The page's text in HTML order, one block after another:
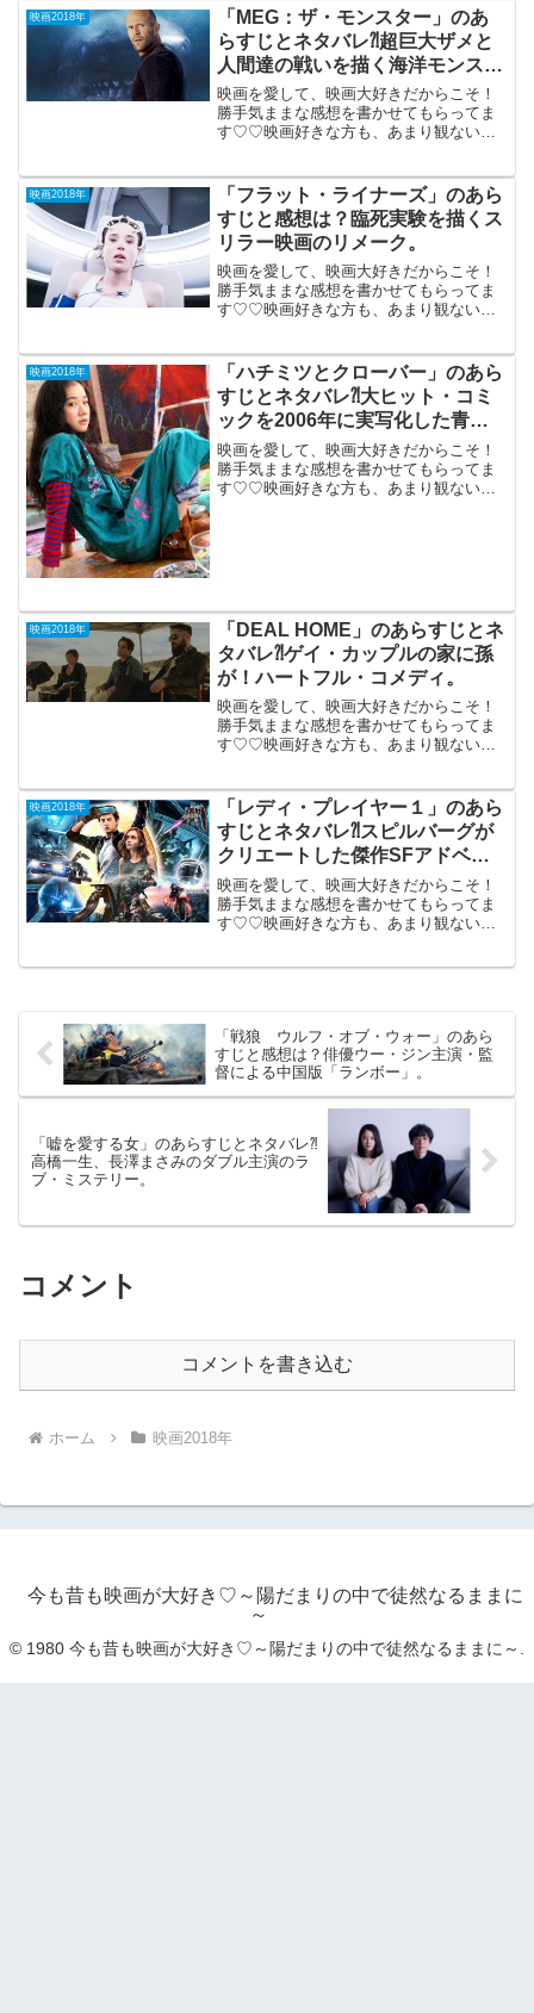
藤官九郎脚本によるハチャメチャ・アナ
ーキー...
映画2018年
「MEG：ザ・モンスター」のあ
らすじとネタバレ⁈超巨大ザメと
人間達の戦いを描く海洋モンスタ
ーパニック・アクション。
映画を愛して、映画大好きだからこそ！
勝手気ままな感想を書かせてもらってま
す♡♡映画好きな方も、あまり観ない方
分）超巨大ザメと人間達の戦いを描く夏
向き海洋...
映画2018年
「フラット・ライナーズ」のあら
すじと感想は？臨死実験を描くス
リラー映画のリメーク。
映画を愛して、映画大好きだからこそ！
勝手気ままな感想を書かせてもらってま
す♡♡映画好きな方も、あまり観ない方
臨死実験を描くスリラー映画のリメー
ク。死後...
映画2018年
「ハチミツとクローバー」のあら
すじとネタバレ⁈大ヒット・コミ
ックを2006年に実写化した青春
群像劇。
映画を愛して、映画大好きだからこそ！
勝手気ままな感想を書かせてもらってま
す♡♡映画好きな方も、あまり観ない方
映画2018年
「DEAL HOME」のあらすじとネ
タバレ⁈ゲイ・カップルの家に孫
が！ハートフル・コメディ。
映画を愛して、映画大好きだからこそ！
勝手気ままな感想を書かせてもらってま
す♡♡映画好きな方も、あまり観ない方
ップルの家に孫が転がり込むことで起き
るハートフル...
映画2018年
「レディ・プレイヤー１」のあら
すじとネタバレ⁈スピルバーグが
クリエートした傑作SFアドベン
チャー。
映画を愛して、映画大好きだからこそ！
勝手気ままな感想を書かせてもらってま
す♡♡映画好きな方も、あまり観ない方
「戦狼 ウルフ・オブ・ウォー」のあら
すじと感想は？俳優ウー・ジン主演・監
督による中国版「ランボー」。
「嘘を愛する女」のあらすじとネタバレ⁈
高橋一生、長澤まさみのダブル主演のラ
ブ・ミステリー。
コメント
コメントを書き込む
ホーム 映画2018年
今も昔も映画が大好き♡～陽だまりの中で徒然なるままに
～
© 1980 今も昔も映画が大好き♡～陽だまりの中で徒然なるままに～.